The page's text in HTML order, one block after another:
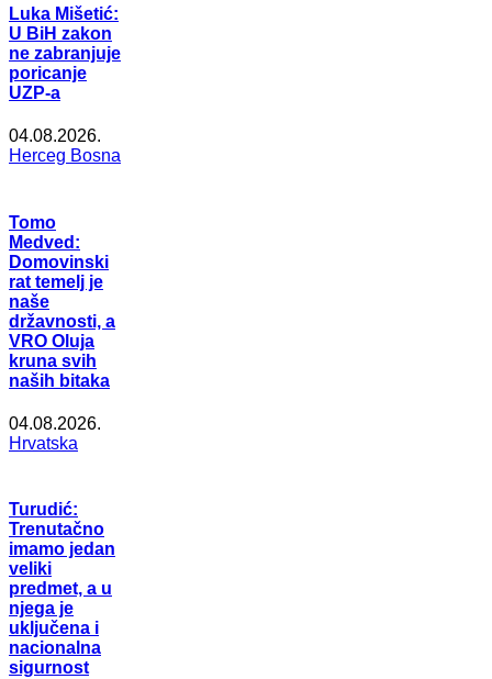
Luka Mišetić:
U BiH zakon
ne zabranjuje
poricanje
UZP-a
04.08.2026.
Herceg Bosna
Tomo
Medved:
Domovinski
rat temelj je
naše
državnosti, a
VRO Oluja
kruna svih
naših bitaka
04.08.2026.
Hrvatska
Turudić:
Trenutačno
imamo jedan
veliki
predmet, a u
njega je
uključena i
nacionalna
sigurnost